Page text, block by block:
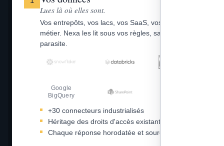
Lues là où elles sont.
Vos entrepôts, vos lacs, vos SaaS, vos fichiers
métier. Nexa les lit sous vos règles, sans copie
parasite.
Google
BigQuery
+30 connecteurs industrialisés
Héritage des droits d'accès existants
Chaque réponse horodatée et sourcée